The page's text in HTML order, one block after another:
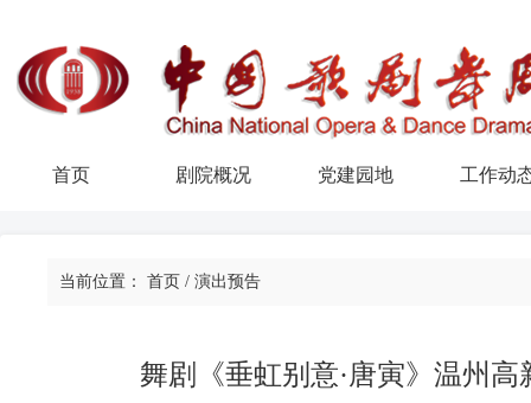
首页 剧院概况 党建园地 工作动
当前位置： 首页 / 演出预告
舞剧《垂虹别意·唐寅》温州